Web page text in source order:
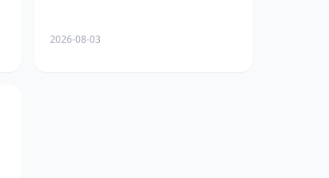
2026-08-03